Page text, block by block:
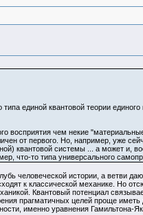
единой квантовой теории
восприятия чем некие
от первого. Но, например, уже
квантовой системы ... а может и,
что-то типа универсального
человеческой истории, а ветви
к классической механике. Но
Квантовый потенциал
прагматичных целей проще
именно уравнения Гамильтона-